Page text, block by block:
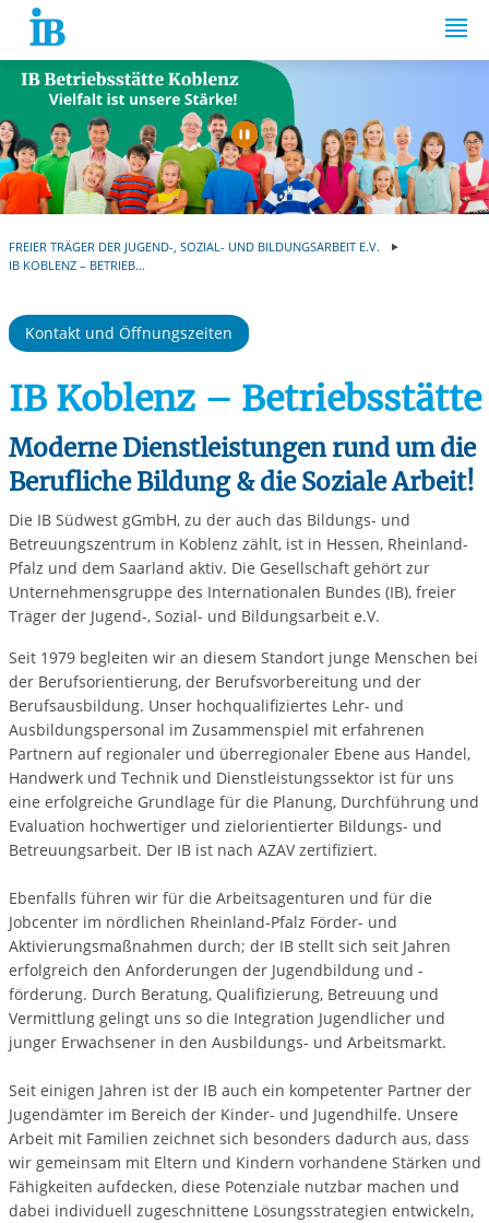
Springe zum Inhalt
Automatische
FREIER TRÄGER DER JUGEND-, SOZIAL- UND BILDUNGSARBEIT E.V.
IB KOBLENZ – BETRIEB...
Kontakt und Öffnungszeiten
IB Koblenz – Betriebsstätte
Moderne Dienstleistungen rund um die
Berufliche Bildung & die Soziale Arbeit!
Die IB Südwest gGmbH, zu der auch das Bildungs- und
Betreuungszentrum in Koblenz zählt, ist in Hessen, Rheinland-
Pfalz und dem Saarland aktiv. Die Gesellschaft gehört zur
Unternehmensgruppe des Internationalen Bundes (IB), freier
Träger der Jugend-, Sozial- und Bildungsarbeit e.V.
Seit 1979 begleiten wir an diesem Standort junge Menschen bei
der Berufsorientierung, der Berufsvorbereitung und der
Berufsausbildung. Unser hochqualifiziertes Lehr- und
Ausbildungspersonal im Zusammenspiel mit erfahrenen
Partnern auf regionaler und überregionaler Ebene aus Handel,
Handwerk und Technik und Dienstleistungssektor ist für uns
eine erfolgreiche Grundlage für die Planung, Durchführung und
Evaluation hochwertiger und zielorientierter Bildungs- und
Betreuungsarbeit. Der IB ist nach AZAV zertifiziert.
Ebenfalls führen wir für die Arbeitsagenturen und für die
Jobcenter im nördlichen Rheinland-Pfalz Förder- und
Aktivierungsmaßnahmen durch; der IB stellt sich seit Jahren
erfolgreich den Anforderungen der Jugendbildung und -
förderung. Durch Beratung, Qualifizierung, Betreuung und
Vermittlung gelingt uns so die Integration Jugendlicher und
junger Erwachsener in den Ausbildungs- und Arbeitsmarkt.
Seit einigen Jahren ist der IB auch ein kompetenter Partner der
Jugendämter im Bereich der Kinder- und Jugendhilfe. Unsere
Arbeit mit Familien zeichnet sich besonders dadurch aus, dass
wir gemeinsam mit Eltern und Kindern vorhandene Stärken und
Fähigkeiten aufdecken, diese Potenziale nutzbar machen und
dabei individuell zugeschnittene Lösungsstrategien entwickeln,